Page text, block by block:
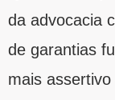
da advocacia
de garantias
mais